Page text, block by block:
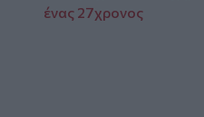
ένας 27χρονος